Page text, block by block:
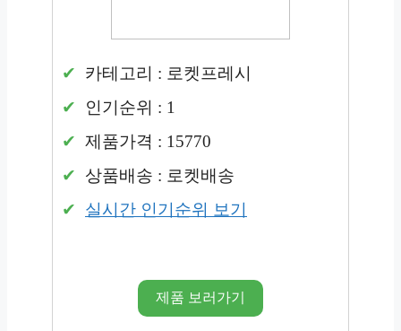
카테고리 : 로켓프레시
인기순위 : 1
제품가격 : 15770
상품배송 : 로켓배송
실시간 인기순위 보기
제품 보러가기